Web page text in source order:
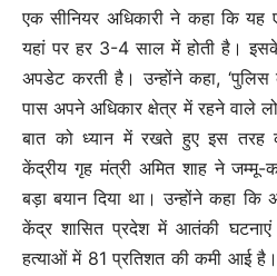
एक सीनियर अधिकारी ने कहा कि
यहां पर हर 3-4 साल में होती है।
अपडेट करती है। उन्होंने कहा,
पास अपने अधिकार क्षेत्र में रहने वाले
बात को ध्यान में रखते हुए इस तरह
केंद्रीय गृह मंत्री अमित शाह ने जम्मू-
बड़ा बयान दिया था। उन्होंने कहा
केंद्र शासित प्रदेश में आतंकी
हत्याओं में 81 प्रतिशत की कमी आई